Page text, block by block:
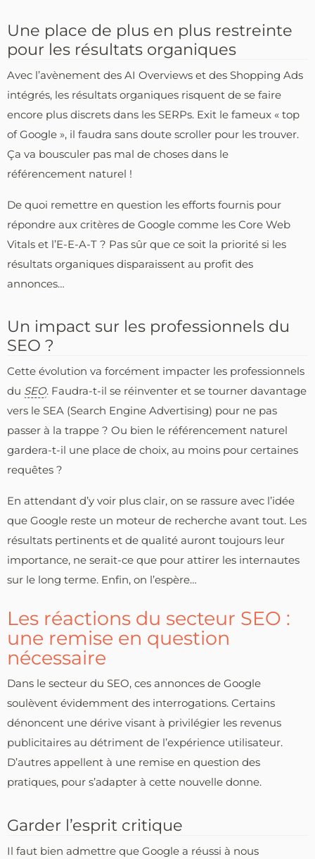
Une place de plus en plus restreinte
pour les résultats organiques
Avec l’avènement des AI Overviews et des Shopping Ads
intégrés, les résultats organiques risquent de se faire
encore plus discrets dans les SERPs. Exit le fameux « top
of Google », il faudra sans doute scroller pour les trouver.
Ça va bousculer pas mal de choses dans le
référencement naturel !
De quoi remettre en question les efforts fournis pour
répondre aux critères de Google comme les Core Web
Vitals et l’E-E-A-T ? Pas sûr que ce soit la priorité si les
résultats organiques disparaissent au profit des
annonces…
Un impact sur les professionnels du
SEO ?
Cette évolution va forcément impacter les professionnels
du SEO. Faudra-t-il se réinventer et se tourner davantage
vers le SEA (Search Engine Advertising) pour ne pas
passer à la trappe ? Ou bien le référencement naturel
gardera-t-il une place de choix, au moins pour certaines
requêtes ?
En attendant d’y voir plus clair, on se rassure avec l’idée
que Google reste un moteur de recherche avant tout. Les
résultats pertinents et de qualité auront toujours leur
importance, ne serait-ce que pour attirer les internautes
sur le long terme. Enfin, on l’espère…
Les réactions du secteur SEO :
une remise en question
nécessaire
Dans le secteur du SEO, ces annonces de Google
soulèvent évidemment des interrogations. Certains
dénoncent une dérive visant à privilégier les revenus
publicitaires au détriment de l’expérience utilisateur.
D’autres appellent à une remise en question des
pratiques, pour s’adapter à cette nouvelle donne.
Garder l’esprit critique
Il faut bien admettre que Google a réussi à nous